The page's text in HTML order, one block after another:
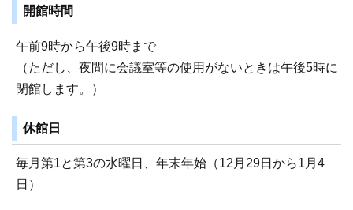
開館時間
午前9時から午後9時まで
（ただし、夜間に会議室等の使用がないときは午後5時に
閉館します。）
休館日
毎月第1と第3の水曜日、年末年始（12月29日から1月4
日）